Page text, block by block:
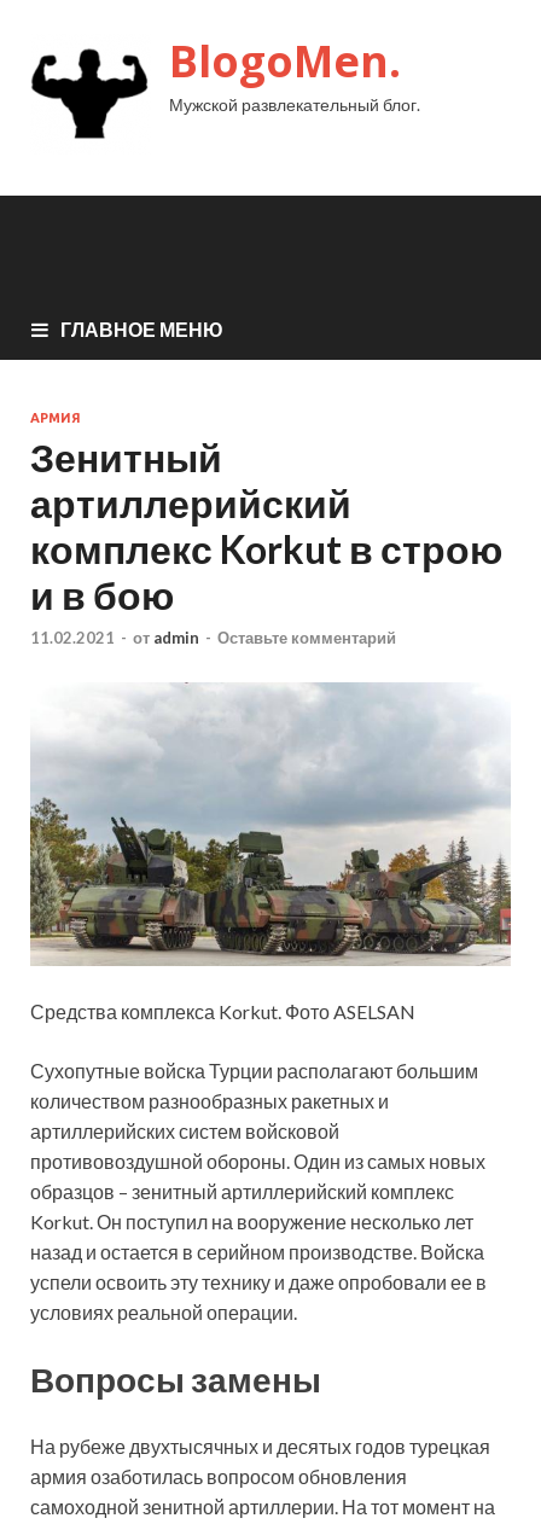
BlogoMen.
Мужской развлекательный блог.
ГЛАВНОЕ МЕНЮ
АРМИЯ
Зенитный
артиллерийский
комплекс Korkut в строю
и в бою
11.02.2021 - от admin - Оставьте комментарий
Средства комплекса Korkut. Фото ASELSAN
Сухопутные войска Турции располагают большим
количеством разнообразных ракетных и
артиллерийских систем войсковой
противовоздушной обороны. Один из самых новых
образцов – зенитный артиллерийский комплекс
Korkut. Он поступил на вооружение несколько лет
назад и остается в серийном производстве. Войска
успели освоить эту технику и даже опробовали ее в
условиях реальной операции.
Вопросы замены
На рубеже двухтысячных и десятых годов турецкая
армия озаботилась вопросом обновления
самоходной зенитной артиллерии. На тот момент на